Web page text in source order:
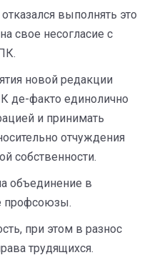
выполнять это
свое несогласие с
новой редакции
де-факто единолично
и принимать
отчуждения
собственности.
объединение в
профсоюзы.
при этом в разнос
трудящихся.